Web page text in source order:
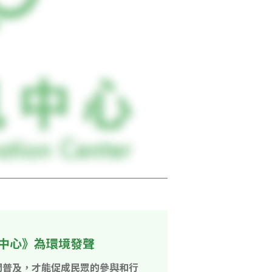
心》為環境發聲
及，才能促成民眾的參與和行